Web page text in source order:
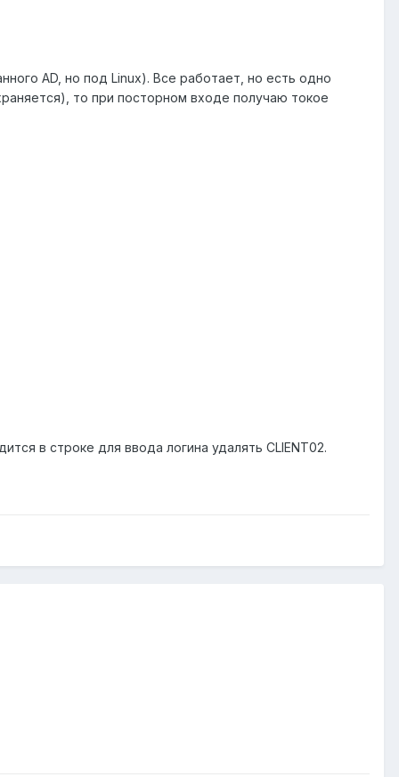
AD, но под Linux). Все работает, но есть одно
то при посторном входе получаю токое
в строке для ввода логина удалять CLIENT02.